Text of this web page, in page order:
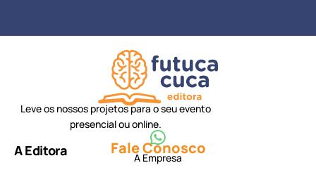
Leve os nossos projetos para o seu evento
presencial ou online.
Fale Conosco
A Editora
A Empresa